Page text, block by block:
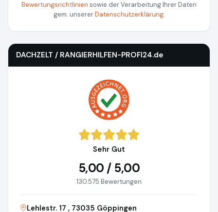
Bewertungsrichtlinien sowie der Verarbeitung Ihrer Daten
gem. unsererDatenschutzerklärung.
DACHZELT / RANGIERHILFEN-PROFI24.de
Sehr Gut
5,00 / 5,00
130.575 Bewertungen
Lehlestr. 17 , 73035 Göppingen